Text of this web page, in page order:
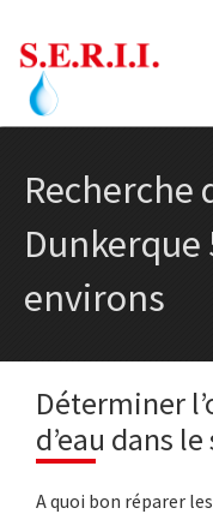
Recherche
Dunkerque
environs
Déterminer
d’eau dans
A quoi bon réparer les